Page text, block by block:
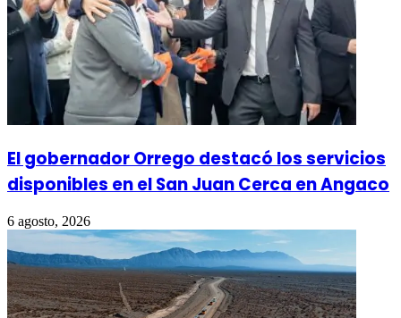
El gobernador Orrego destacó los servicios
disponibles en el San Juan Cerca en Angaco
6 agosto, 2026